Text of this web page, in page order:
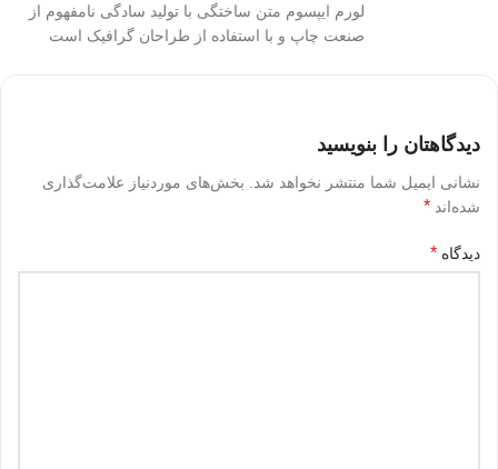
لورم ایپسوم متن ساختگی با تولید سادگی نامفهوم از
صنعت چاپ و با استفاده از طراحان گرافیک است
دیدگاهتان را بنویسید
نشانی ایمیل شما منتشر نخواهد شد.
بخش‌های موردنیاز علامت‌گذاری
شده‌اند *
دیدگاه *